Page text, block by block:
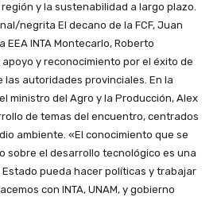
y la sustenabilidad a largo plazo.
negrita El decano de la FCF, Juan
EEA INTA Montecarlo, Roberto
y reconocimiento por el éxito de
las autoridades provinciales. En la
ministro del Agro y la Producción, Alex
de temas del encuentro, centrados
ambiente. «El conocimiento que se
sobre el desarrollo tecnológico es una
pueda hacer políticas y trabajar
con INTA, UNAM, y gobierno